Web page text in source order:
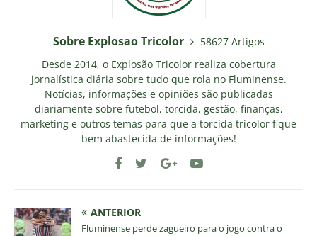
Sobre Explosao Tricolor
58627 Artigos
Desde 2014, o Explosão Tricolor realiza cobertura
jornalística diária sobre tudo que rola no Fluminense.
Notícias, informações e opiniões são publicadas
diariamente sobre futebol, torcida, gestão, finanças,
marketing e outros temas para que a torcida tricolor fique
bem abastecida de informações!
ANTERIOR
Fluminense perde zagueiro para o jogo contra o